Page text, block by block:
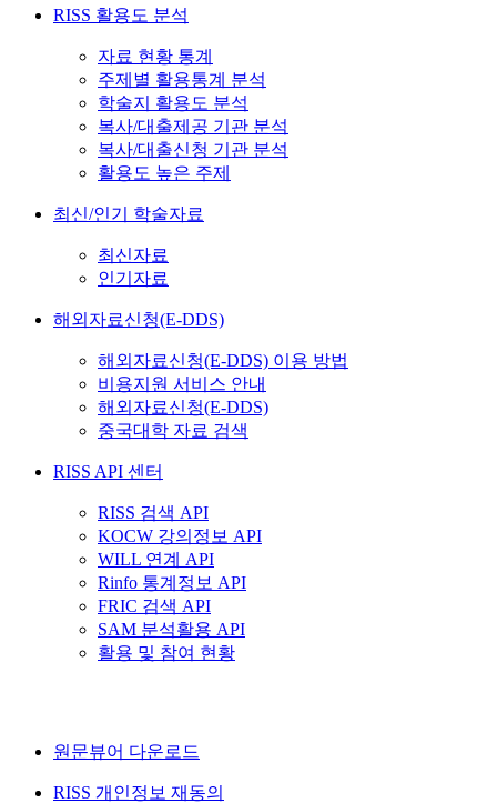
RISS 활용도 분석
자료 현황 통계
주제별 활용통계 분석
학술지 활용도 분석
복사/대출제공 기관 분석
복사/대출신청 기관 분석
활용도 높은 주제
최신/인기 학술자료
최신자료
인기자료
해외자료신청(E-DDS)
해외자료신청(E-DDS) 이용 방법
비용지원 서비스 안내
해외자료신청(E-DDS)
중국대학 자료 검색
RISS API 센터
RISS 검색 API
KOCW 강의정보 API
WILL 연계 API
Rinfo 통계정보 API
FRIC 검색 API
SAM 분석활용 API
활용 및 참여 현황
원문뷰어 다운로드
RISS 개인정보 재동의